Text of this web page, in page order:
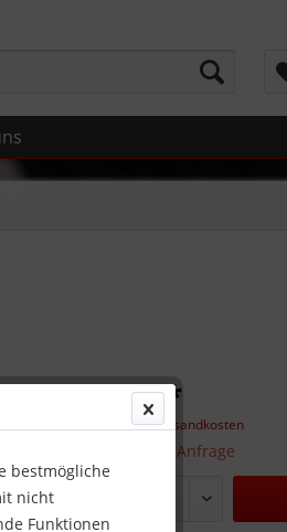
46,33 € *
zzgl. Versandkosten
Lieferung auf Anfrage
bestmögliche
nicht
Funktionen